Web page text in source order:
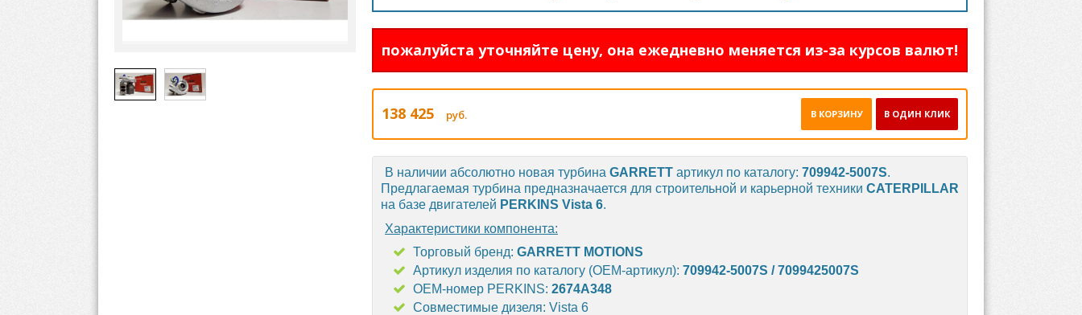
пожалуйста уточняйте цену, она ежедневно меняется из-за курсов валют!
138 425 руб. В ОДИН КЛИК
В КОРЗИНУ
В наличии абсолютно новая турбина GARRETT артикул по каталогу: 709942-5007S.
Предлагаемая турбина предназначается для строительной и карьерной техники CATERPILLAR
на базе двигателей PERKINS Vista 6.
Характеристики компонента:
Торговый бренд: GARRETT MOTIONS
Артикул изделия по каталогу (OEM-артикул): 709942-5007S / 7099425007S
OEM-номер PERKINS: 2674A348
Совместимые дизеля: Vista 6